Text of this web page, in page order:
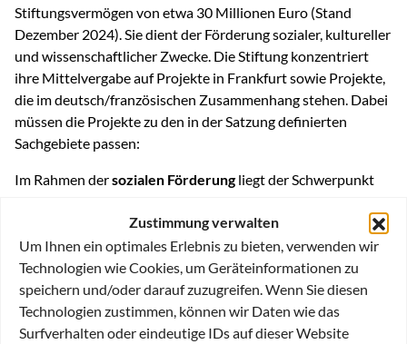
Zustimmung verwalten
Um Ihnen ein optimales Erlebnis zu bieten, verwenden wir
Technologien wie Cookies, um Geräteinformationen zu
speichern und/oder darauf zuzugreifen. Wenn Sie diesen
Technologien zustimmen, können wir Daten wie das
Surfverhalten oder eindeutige IDs auf dieser Website
Stiftungsvermögen von etwa 30 Millionen Euro (Stand
Dezember 2024). Sie dient der Förderung sozialer, kultureller
und wissenschaftlicher Zwecke. Die Stiftung konzentriert
ihre Mittelvergabe auf Projekte in Frankfurt sowie Projekte,
die im deutsch/französischen Zusammenhang stehen. Dabei
müssen die Projekte zu den in der Satzung definierten
Sachgebiete passen:
Im Rahmen dersozialen Förderungliegt der Schwerpunkt
Im Rahmen der Förderung für Kunst & Kultur
fördert sie
vorrangig die zeitgenössischen Künste (Literatur, Musik,
bildende und darstellende Kunst), die ästhetische Bildung
und den künstlerischen Nachwuchs.